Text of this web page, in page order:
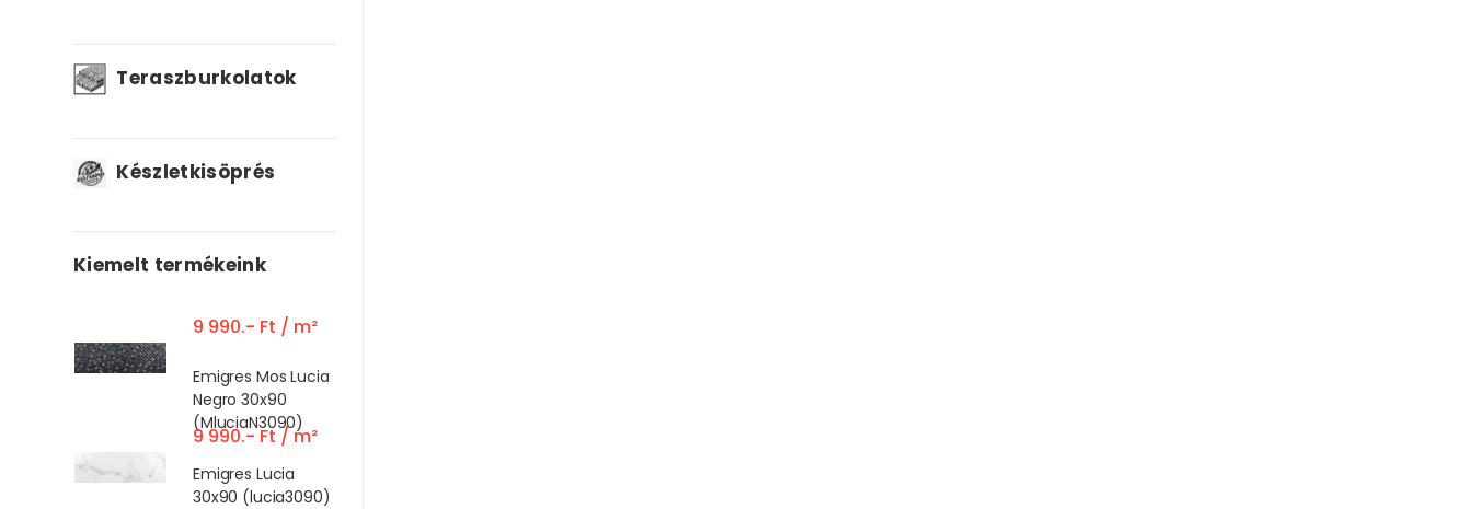
Teraszburkolatok
Készletkisöprés
Kiemelt termékeink
Emigres Mos Lucia
Negro 30x90
(MluciaN3090)
9 990.- Ft / m²
Emigres Lucia
30x90 (lucia3090)
9 990.- Ft / m²